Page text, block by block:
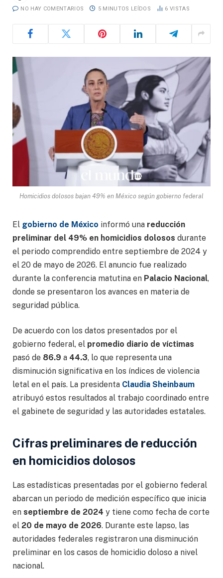
NO HAY COMENTARIOS 5 MINUTOS LEÍDOS 6 VISTAS
Homicidios dolosos bajan 49% en México según gobierno federal
El gobierno de México informó una reducción
preliminar del 49% en homicidios dolosos durante
el periodo comprendido entre septiembre de 2024 y
el 20 de mayo de 2026. El anuncio fue realizado
durante la conferencia matutina en Palacio Nacional,
donde se presentaron los avances en materia de
seguridad pública.
De acuerdo con los datos presentados por el
gobierno federal, el promedio diario de víctimas
pasó de 86.9 a 44.3, lo que representa una
disminución significativa en los índices de violencia
letal en el país. La presidenta Claudia Sheinbaum
atribuyó estos resultados al trabajo coordinado entre
el gabinete de seguridad y las autoridades estatales.
Cifras preliminares de reducción
en homicidios dolosos
Las estadísticas presentadas por el gobierno federal
abarcan un periodo de medición específico que inicia
en septiembre de 2024 y tiene como fecha de corte
el 20 de mayo de 2026. Durante este lapso, las
autoridades federales registraron una disminución
preliminar en los casos de homicidio doloso a nivel
nacional.